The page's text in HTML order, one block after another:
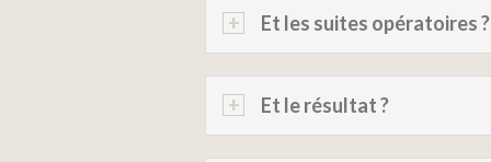
Et les suites opératoires ?
Et le résultat ?